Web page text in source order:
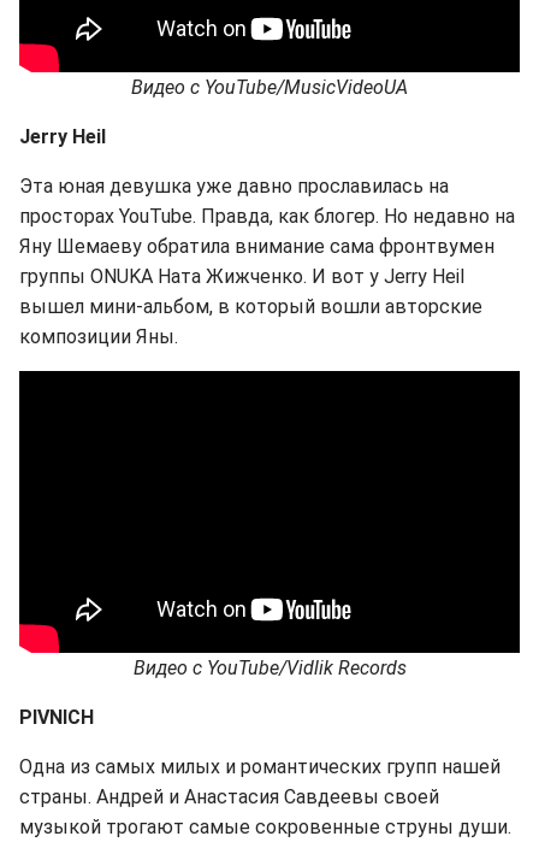
Видео с YouTube/MusicVideoUA
Jerry Heil
Эта юная девушка уже давно прославилась на
просторах YouTube. Правда, как блогер. Но недавно на
Яну Шемаеву обратила внимание сама фронтвумен
группы ONUKA Ната Жижченко. И вот у Jerry Heil
вышел мини-альбом, в который вошли авторские
композиции Яны.
Видео с YouTube/Vidlik Records
PIVNICH
Одна из самых милых и романтических групп нашей
страны. Андрей и Анастасия Савдеевы своей
музыкой трогают самые сокровенные струны души.